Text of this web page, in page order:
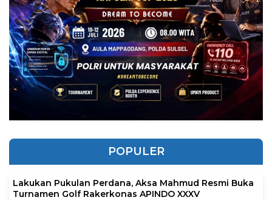
POPULER
Lakukan Pukulan Perdana, Aksa Mahmud Resmi Buka
Turnamen Golf Rakerkonas APINDO XXXV